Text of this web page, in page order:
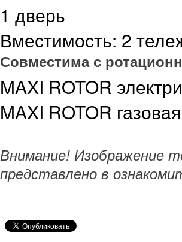
1 дверь
Вместимость: 2
Совместима с
MAXI ROTOR
MAXI ROTOR газовая
Внимание! Изображение
представлено в